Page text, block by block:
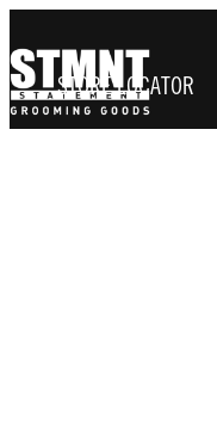
STORE LOCATOR